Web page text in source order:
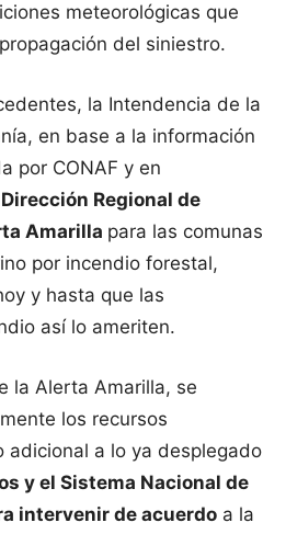
meteorológicas que
del siniestro.
la Intendencia de la
en base a la información
por CONAF y en
Regional de
Amarilla para las comunas
por incendio forestal,
y hasta que las
así lo ameriten.
la Alerta Amarilla, se
los recursos
adicional a lo ya desplegado
y el Sistema Nacional de
intervenir de acuerdo a la